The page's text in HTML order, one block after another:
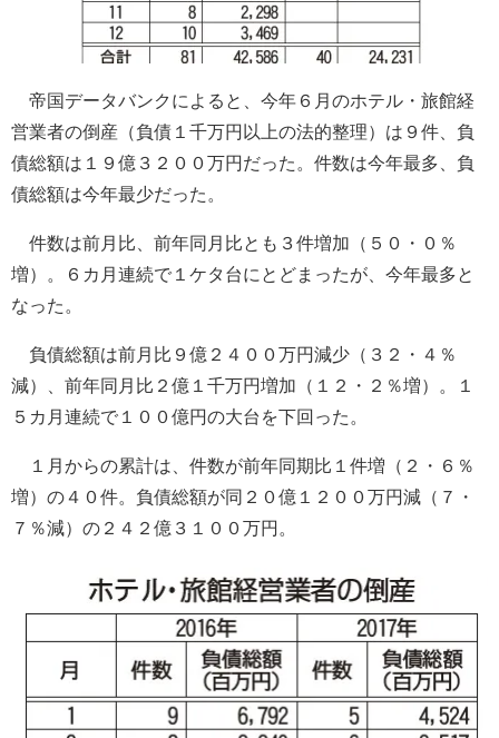
帝国データバンクによると、今年６月のホテル・旅館経
営業者の倒産（負債１千万円以上の法的整理）は９件、負
債総額は１９億３２００万円だった。件数は今年最多、負
債総額は今年最少だった。
件数は前月比、前年同月比とも３件増加（５０・０％
増）。６カ月連続で１ケタ台にとどまったが、今年最多と
なった。
負債総額は前月比９億２４００万円減少（３２・４％
減）、前年同月比２億１千万円増加（１２・２％増）。１
５カ月連続で１００億円の大台を下回った。
１月からの累計は、件数が前年同期比１件増（２・６％
増）の４０件。負債総額が同２０億１２００万円減（７・
７％減）の２４２億３１００万円。